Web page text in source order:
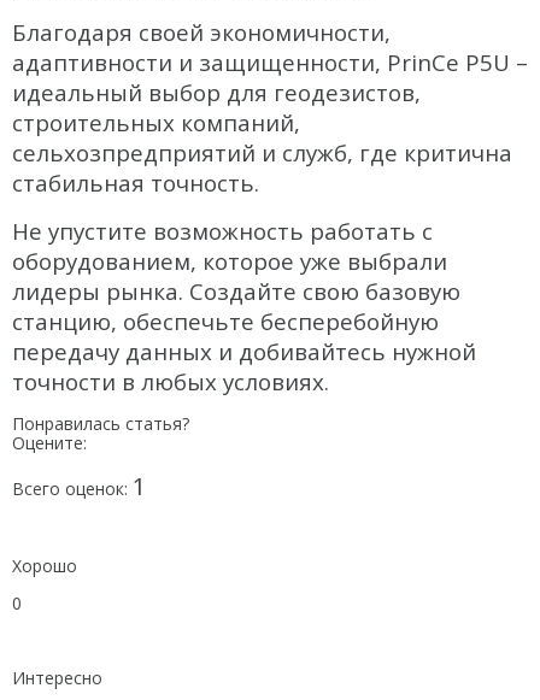
Благодаря своей экономичности,
адаптивности и защищенности, PrinCe P5U –
идеальный выбор для геодезистов,
строительных компаний,
сельхозпредприятий и служб, где критична
стабильная точность.
Не упустите возможность работать с
оборудованием, которое уже выбрали
лидеры рынка. Создайте свою базовую
станцию, обеспечьте бесперебойную
передачу данных и добивайтесь нужной
точности в любых условиях.
Понравилась статья?
Оцените:
Всего оценок: 1
Хорошо
0
Интересно